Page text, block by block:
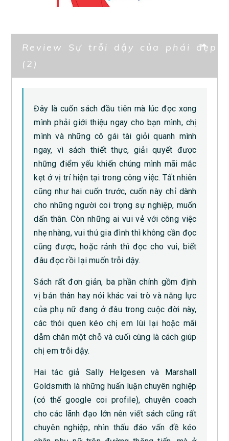
Review Sự trỗi dậy của phái đẹp
(2)
Đây là cuốn sách đầu tiên mà lúc đọc xong
mình phải giới thiệu ngay cho bạn mình, chị
mình và những cô gái tài giỏi quanh mình
ngay, vì sách thiết thực, giải quyết được
những điểm yếu khiến chúng mình mãi mắc
kẹt ở vị trí hiện tại trong công việc. Tất nhiên
cũng như hai cuốn trước, cuốn này chỉ dành
cho những người coi trọng sự nghiệp, muốn
dấn thân. Còn những ai vui vẻ với công việc
nhẹ nhàng, vui thú gia đình thì không cần đọc
cũng được, hoặc rảnh thì đọc cho vui, biết
đâu đọc rồi lại muốn trỗi dậy.
Sách rất đơn giản, ba phần chính gồm định
vị bản thân hay nói khác vai trò và năng lực
của phụ nữ đang ở đâu trong cuộc đời này,
các thói quen kéo chị em lùi lại hoặc mãi
dẫm chân một chỗ và cuối cùng là cách giúp
chị em trỗi dậy.
Hai tác giả Sally Helgesen và Marshall
Goldsmith là những huấn luận chuyên nghiệp
(có thế google coi profile), chuyên coach
cho các lãnh đạo lớn nên viết sách cũng rất
chuyên nghiệp, nhìn thấu đáo vấn đề kéo